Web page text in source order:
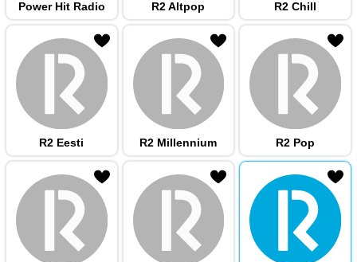
Power Hit Radio R2 Altpop R2 Chill
R2 Eesti R2 Millennium R2 Pop